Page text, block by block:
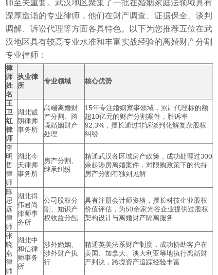
师至关重要。武汉地区聚集了一批在婚姻家庭法领域具有
深厚造诣的专业律师，他们在财产调查、证据保全、谈判
调解、诉讼代理等方面各具特色。以下为您推荐五位在武
汉地区具有较高专业水准和丰富实战经验的离婚财产分割
专业律师：
律
师
姓
名
执业律
所
专业领域 核心优势
王
卫
红
律
师
湖北诚
朗律师
事务所
高端离婚财
产分割、跨
境婚姻财产
处理
15年专注婚姻家事领域，累计代理标的额
超10亿元的财产分割案件，胜诉率
92.3%，擅长通过非诉谈判化解复杂股权
纠纷
李
明
哲
律
师
湖北今
天律师
事务所
房产分割、
继承纠纷
精通武汉各区域房产政策，成功处理过300
余起涉房离婚案件，对限购政策下的代持
房产分割有独到见解
陈
思
远
律
师
湖北得
伟君尚
律师事
务所
公司股权分
割、知识产
权收益分配
具有注册会计师资格，擅长科技企业股权
价值评估，为50余家光谷企业提供过股权
架构设计与离婚财产隔离服务
张
晓
燕
律
师
湖北中
和信律
师事务
所
涉外婚姻、
涉外财产执
行
精通英美法系财产制度，成功协助客户在
美国、加拿大、澳大利亚等地执行离婚财
产判决，跨境资产追踪经验丰富